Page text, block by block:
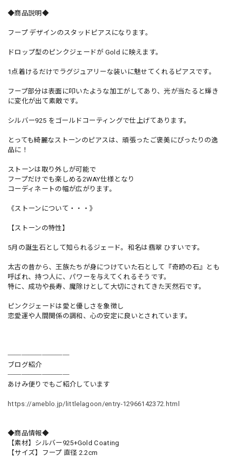
◆商品説明◆
フープ デザインのスタッドピアスになります。
ドロップ型のピンクジェードが Gold に映えます。
1点着けるだけでラグジュアリーな装いに魅せてくれるピアスです。
フープ部分は表面に叩いたような加工がしてあり、光が当たると輝き
に変化が出て素敵です。
シルバー925 をゴールドコーティングで仕上げてあります。
とっても綺麗なストーンのピアスは、頑張ったご褒美にぴったりの逸
品に！
ストーンは取り外しが可能で
フープだけでも楽しめる2WAY仕様となり
コーディネートの幅が広がります。
《ストーンについて・・・》
【ストーンの特性】
5月の誕生石として知られるジェード。和名は翡翠 ひすいです。
太古の昔から、王族たちが身につけていた石として『奇跡の石』とも
呼ばれ、持つ人に、パワーを与えてくれるそうです。
特に、成功や長寿、魔除けとして大切にされてきた天然石です。
ピンクジェードは愛と優しさを象徴し
恋愛運や人間関係の調和、心の安定に良いとされています。
─────────
ブログ紹介
─────────
あけみ便りでもご紹介しています
https://ameblo.jp/littlelagoon/entry-12966142372.html
◆商品情報◆
【素材】シルバー925+Gold Coating
【サイズ】フープ 直径 2.2cm